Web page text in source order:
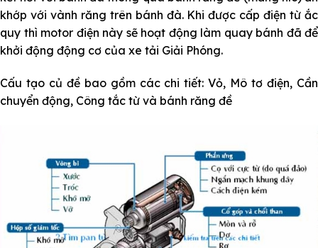
khớp với vành răng trên bánh đà. Khi được cấp điện từ ắc
quy thì motor điện này sẽ hoạt động làm quay bánh đã để
khởi động động cơ của xe tải Giải Phóng.
Cấu tạo củ đề bao gồm các chi tiết: Vỏ, Mô tơ điện, Cần
chuyển động, Công tắc từ và bánh răng đề